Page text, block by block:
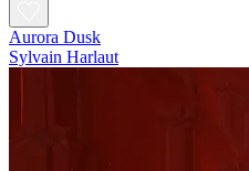
Aurora Dusk
Sylvain Harlaut